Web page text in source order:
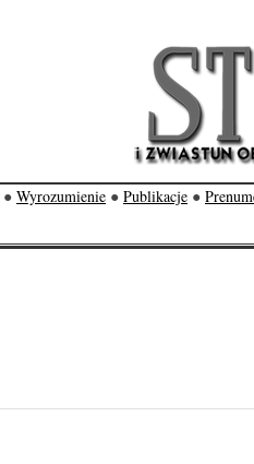
● Wyrozumienie ● Publikacje ●